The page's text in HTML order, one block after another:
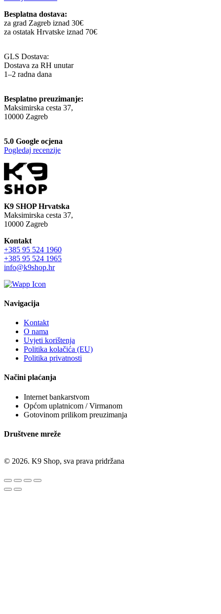
Besplatna dostava:
za grad Zagreb iznad 30€
za ostatak Hrvatske iznad 70€
GLS Dostava:
Dostava za RH unutar
1–2 radna dana
Besplatno preuzimanje:
Maksimirska cesta 37,
10000 Zagreb
5.0 Google ocjena
Pogledaj recenzije
K9 SHOP Hrvatska
Maksimirska cesta 37,
10000 Zagreb
Kontakt
+385 95 524 1960
+385 95 524 1965
info@k9shop.hr
Navigacija
Kontakt
O nama
Uvjeti korištenja
Politika kolačića (EU)
Politika privatnosti
Načini plaćanja
Internet bankarstvom
Općom uplatnicom / Virmanom
Gotovinom prilikom preuzimanja
Društvene mreže
© 2026. K9 Shop, sva prava pridržana